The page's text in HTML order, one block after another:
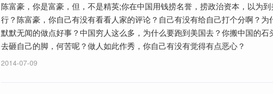
陈富豪，你是富豪，但，不是精英;你在中国用钱捞名誉，捞政治资本，以为
行？陈富豪，你自己有没有看看人家的评论？自己有没有给自己打个分啊？为
默默无闻的做点好事？中国穷人这么多，为什么要跑到美国去？你搬中国的石
去砸自己的脚，何苦呢？做人如此作秀，你自己有没有觉得有点恶心？
2014-07-09